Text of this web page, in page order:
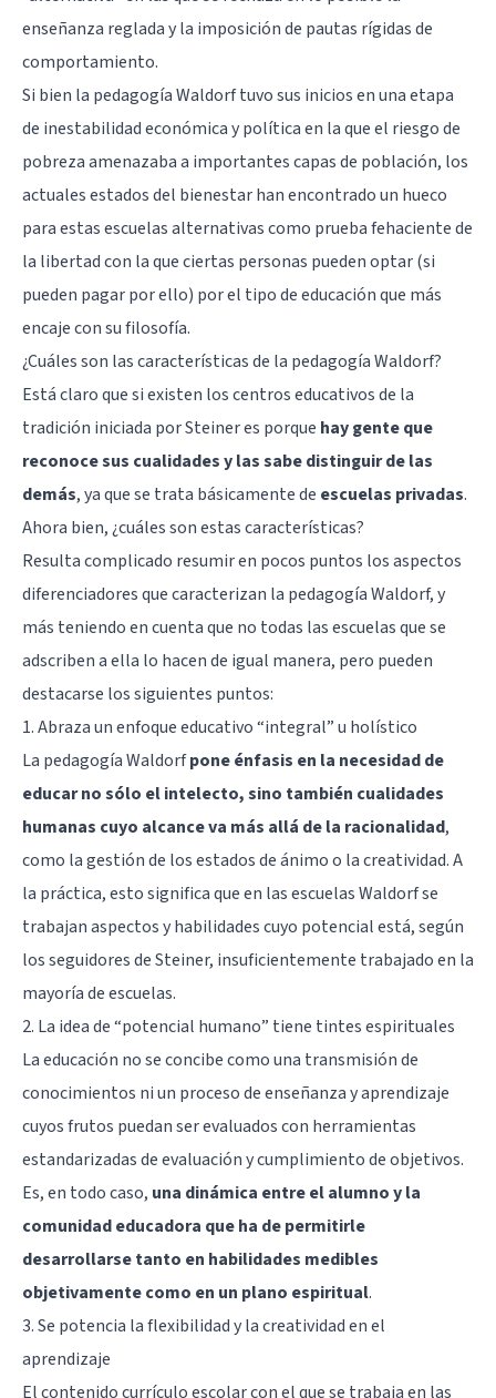
enseñanza reglada y la imposición de pautas rígidas de
comportamiento.
Si bien la pedagogía Waldorf tuvo sus inicios en una etapa
de inestabilidad económica y política en la que el riesgo de
pobreza amenazaba a importantes capas de población, los
actuales estados del bienestar han encontrado un hueco
para estas escuelas alternativas como prueba fehaciente de
la libertad con la que ciertas personas pueden optar (si
pueden pagar por ello) por el tipo de educación que más
encaje con sufilosofía.
¿Cuáles son las características de la pedagogía Waldorf?
Está claro que si existen los centros educativos de la
tradición iniciada por Steiner es porque hay gente que
reconoce sus cualidades y las sabe distinguir de las
demás, ya que se trata básicamente de escuelas privadas.
Ahora bien, ¿cuáles son estas características?
Resulta complicado resumir en pocos puntos los aspectos
diferenciadores que caracterizan la pedagogía Waldorf, y
más teniendo en cuenta que no todas las escuelas que se
adscriben a ella lo hacen de igual manera, pero pueden
destacarse los siguientes puntos:
1. Abraza un enfoque educativo “integral” u holístico
La pedagogía Waldorfpone énfasis en la necesidad de
educar no sólo el intelecto, sino también cualidades
humanas cuyo alcance va más allá de la racionalidad,
como la gestión de los estados de ánimo o lacreatividad. A
la práctica, esto significa que en las escuelas Waldorf se
trabajan aspectos y habilidades cuyo potencial está, según
los seguidores de Steiner, insuficientemente trabajado en la
mayoría de escuelas.
2. La idea de “potencial humano” tiene tintes espirituales
La educación no se concibe como una transmisión de
conocimientos ni un proceso de enseñanza y aprendizaje
cuyos frutos puedan ser evaluados con herramientas
estandarizadas de evaluación y cumplimiento de objetivos.
Es, en todo caso, una dinámica entre el alumno y la
comunidad educadora que ha de permitirle
desarrollarse tanto en habilidades medibles
objetivamente como en un plano espiritual.
3. Se potencia la flexibilidad y la creatividad en el
aprendizaje
El contenido currículo escolar con el que se trabaja en las